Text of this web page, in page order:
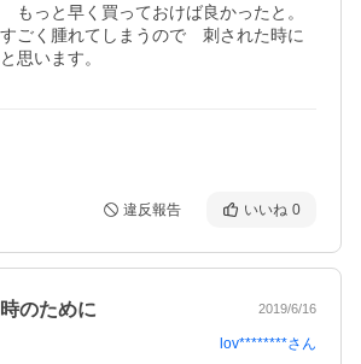
もっと早く買っておけば良かったと。
ごく腫れてしまうので　刺された時に
思います。
違反報告 いいね 0
のために 2019/6/16
lov********さん